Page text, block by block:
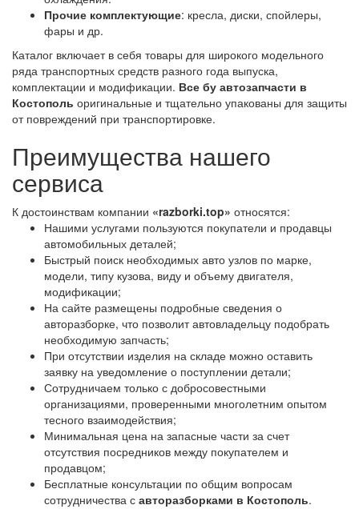
Прочие комплектующие: кресла, диски, спойлеры,
фары и др.
Каталог включает в себя товары для широкого модельного
ряда транспортных средств разного года выпуска,
комплектации и модификации. Все бу автозапчасти в
Костополь оригинальные и тщательно упакованы для защиты
от повреждений при транспортировке.
Преимущества нашего
сервиса
К достоинствам компании «razborki.top» относятся:
Нашими услугами пользуются покупатели и продавцы
автомобильных деталей;
Быстрый поиск необходимых авто узлов по марке,
модели, типу кузова, виду и объему двигателя,
модификации;
На сайте размещены подробные сведения о
авторазборке, что позволит автовладельцу подобрать
необходимую запчасть;
При отсутствии изделия на складе можно оставить
заявку на уведомление о поступлении детали;
Сотрудничаем только с добросовестными
организациями, проверенными многолетним опытом
тесного взаимодействия;
Минимальная цена на запасные части за счет
отсутствия посредников между покупателем и
продавцом;
Бесплатные консультации по общим вопросам
сотрудничества с авторазборками в Костополь.